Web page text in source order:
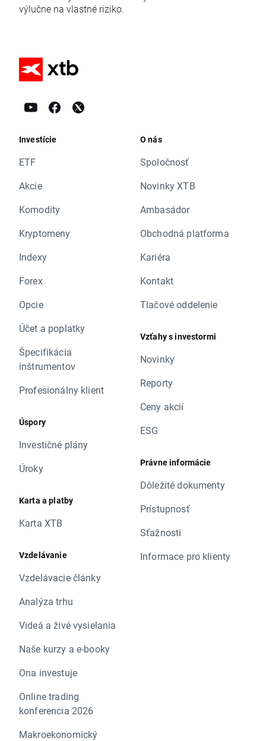
výlučne na vlastné riziko.
Investície
ETF
Akcie
Komodity
Kryptomeny
Indexy
Forex
Opcie
Účet a poplatky
Špecifikácia
inštrumentov
Profesionálny klient
Úspory
Investičné plány
Úroky
Karta a platby
Karta XTB
Vzdelávanie
Vzdelávacie články
Analýza trhu
Videá a živé vysielania
Naše kurzy a e-booky
Ona investuje
Online trading
konferencia 2026
Makroekonomický
O nás
Spoločnosť
Novinky XTB
Ambasádor
Obchodná platforma
Kariéra
Kontakt
Tlačové oddelenie
Vzťahy s investormi
Novinky
Reporty
Ceny akcií
ESG
Právne informácie
Dôležité dokumenty
Prístupnosť
Sťažnosti
Informace pro klienty